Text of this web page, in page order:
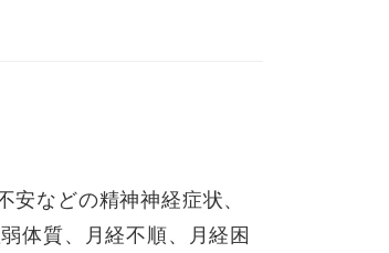
などの精神神経症状、
体質、月経不順、月経困